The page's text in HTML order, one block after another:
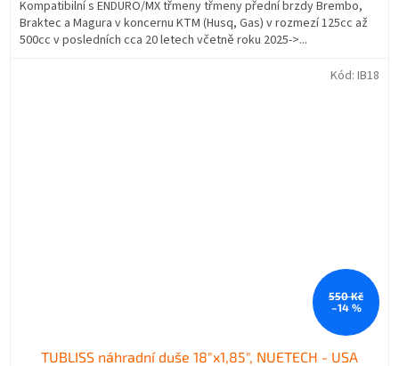
Kompatibilní s ENDURO/MX třmeny třmeny přední brzdy Brembo,
Braktec a Magura v koncernu KTM (Husq, Gas) v rozmezí 125cc až
500cc v posledních cca 20 letech včetně roku 2025->...
550 Kč
–14 %
TUBLISS náhradní duše 18"x1,85", NUETECH - USA
Kód: IB18